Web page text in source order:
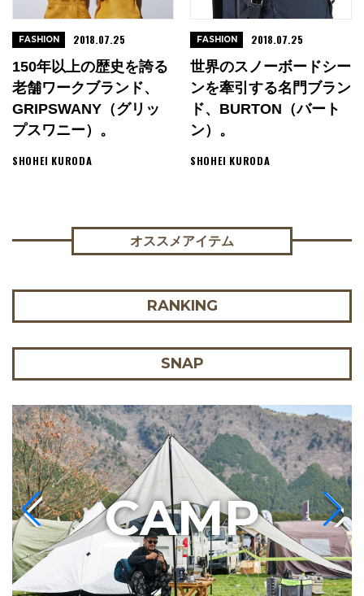
150年以上の歴史を誇る
老舗ワークブランド、
GRIPSWANY（グリッ
プスワニー）。
SHOHEI KURODA
FASHION 2018.07.25
世界のスノーボードシー
ンを牽引する名門ブラン
ド、BURTON（バート
ン）。
SHOHEI KURODA
FASHION 2018.07.25
オススメアイテム
RANKING
SNAP
CAMP